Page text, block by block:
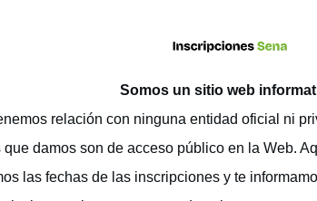
Somos un sitio web
relación con ninguna entidad oficial ni
que damos son de acceso público en la Web.
las fechas de las inscripciones y te